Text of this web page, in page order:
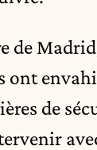
de
ont
de